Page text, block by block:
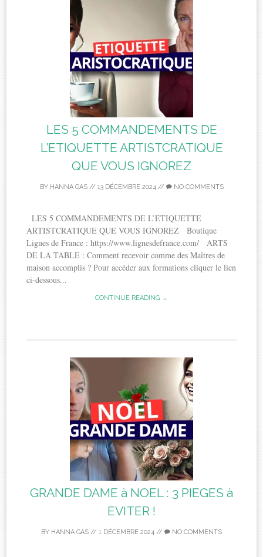
LES 5 COMMANDEMENTS DE
L’ETIQUETTE ARTISTCRATIQUE
QUE VOUS IGNOREZ
BY HANNA GAS// 13 DÉCEMBRE 2024// NO COMMENTS
LES 5 COMMANDEMENTS DE L’ETIQUETTE
ARTISTCRATIQUE QUE VOUS IGNOREZ Boutique
Lignes de France : https://www.lignesdefrance.com/ ARTS
DE LA TABLE : Comment recevoir comme des Maîtres de
maison accomplis ? Pour accéder aux formations cliquer le lien
ci-dessous...
CONTINUE READING →
GRANDE DAME à NOEL : 3 PIEGES à
EVITER !
BY HANNA GAS // 1 DÉCEMBRE 2024 // NO COMMENTS